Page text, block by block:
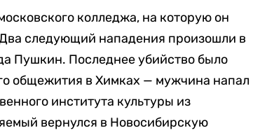
колледжа, на которую он
следующий нападения произошли в
Пушкин. Последнее убийство было
общежития в Химках — мужчина напал
института культуры из
вернулся в Новосибирскую